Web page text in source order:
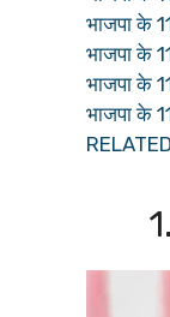
भाजपा के
भाजपा के
भाजपा के
भाजपा के